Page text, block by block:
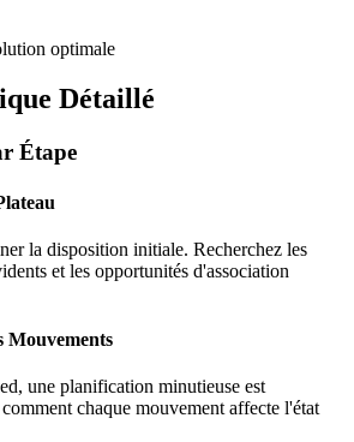
optimale
Détaillé
Étape
la disposition initiale. Recherchez les
et les opportunités d'association
Mouvements
, une planification minutieuse est
chaque mouvement affecte l'état